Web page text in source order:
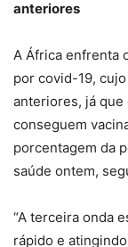
anteriores
A África enfrenta
por covid-19,
anteriores, já que
conseguem
porcentagem da
saúde ontem,
“A terceira onda
rápido e